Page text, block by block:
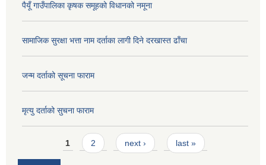
पैयूँ गाउँपालिका कृषक समूहको विधानको नमूना
सामाजिक सुरक्षा भत्ता नाम दर्ताका लागी दिने दरखास्त ढाँचा
जन्म दर्ताको सूचना फाराम
मृत्यु दर्ताको सुचना फाराम
Pages1 2 next › last »